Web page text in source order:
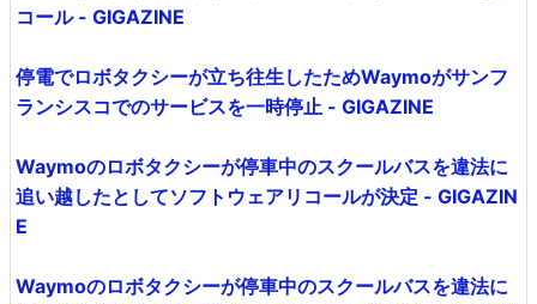
コール - GIGAZINE
停電でロボタクシーが立ち往生したためWaymoがサンフ
ランシスコでのサービスを一時停止 - GIGAZINE
Waymoのロボタクシーが停車中のスクールバスを違法に
追い越したとしてソフトウェアリコールが決定 - GIGAZIN
E
Waymoのロボタクシーが停車中のスクールバスを違法に